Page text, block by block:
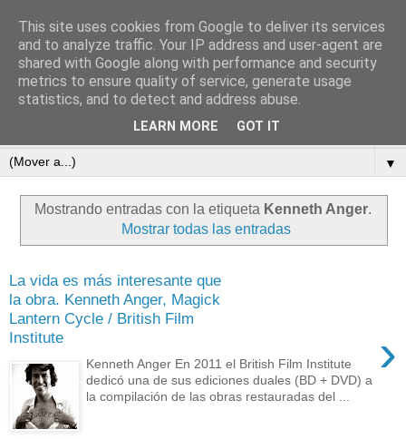
subtexto.es
—Escritos de José Ramón Otero Roko—
▼
Mostrando entradas con la etiqueta Kenneth Anger.
Mostrar todas las entradas
La vida es más interesante que
la obra. Kenneth Anger, Magick
Lantern Cycle / British Film
Institute
›
Kenneth Anger En 2011 el British Film Institute
dedicó una de sus ediciones duales (BD + DVD) a
la compilación de las obras restauradas del ...
This site uses cookies from Google to deliver its services
and to analyze traffic. Your IP address and user-agent are
shared with Google along with performance and security
metrics to ensure quality of service, generate usage
statistics, and to detect and address abuse.
LEARN MORE GOT IT